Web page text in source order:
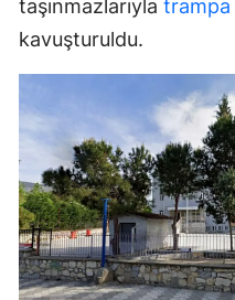
taşınmazlarıyla trampa
kavuşturuldu.